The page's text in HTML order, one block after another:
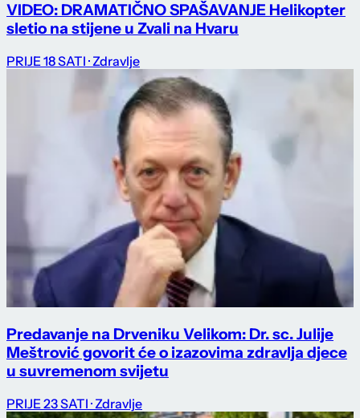
VIDEO: DRAMATIČNO SPAŠAVANJE Helikopter
sletio na stijene u Zvali na Hvaru
PRIJE 18 SATI · Zdravlje
Predavanje na Drveniku Velikom: Dr. sc. Julije
Meštrović govorit će o izazovima zdravlja djece
u suvremenom svijetu
PRIJE 23 SATI · Zdravlje